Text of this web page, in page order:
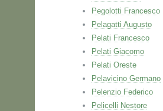
Pegolotti Francesco
Pelagatti Augusto
Pelati Francesco
Pelati Giacomo
Pelati Oreste
Pelavicino Germano
Pelenzio Federico
Pelicelli Nestore